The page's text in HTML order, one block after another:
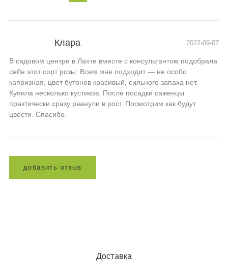
Клара 2022-09-07
В садовом центре в Лахте вместе с консультантом подобрала
себе этот сорт розы. Всем мне подходит — не особо
капризная, цвет бутонов красивый, сильного запаха нет.
Купила несколько кустиков. После посадки саженцы
практически сразу рванули в рост. Посмотрим как будут
цвести. Спасибо.
доба вит ь отз ыв
Доставка